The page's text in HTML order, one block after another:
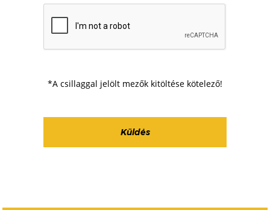
*A csillaggal jelölt mezők kitöltése kötelező!